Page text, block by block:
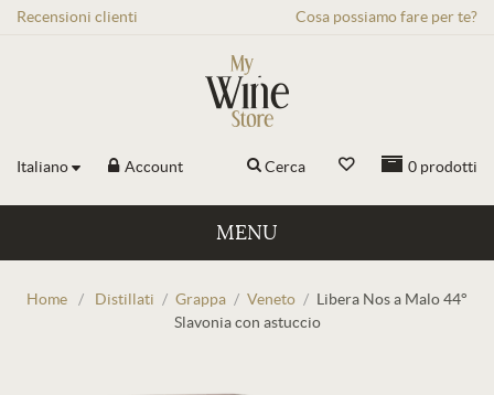
Recensioni clienti Cosa possiamo fare per te?
Italiano Account 0 prodotti
Cerca
MENU
Home / Distillati / Grappa / Veneto / Libera Nos a Malo 44°
Slavonia con astuccio